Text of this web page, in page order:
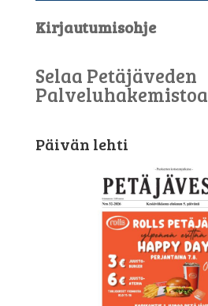
Kirjautumisohje
Selaa Petäjäveden
Palveluhakemistoa
Päivän lehti